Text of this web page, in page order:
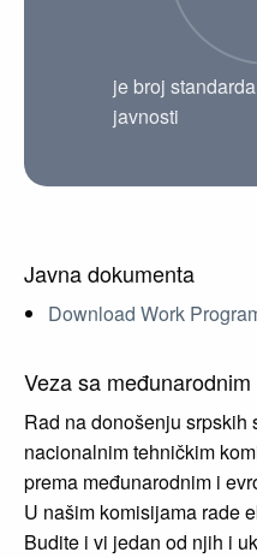
je broj
javnosti
Javna dokumenta
Download Work
Veza sa
Rad na donošenju srpskih
nacionalnim tehničkim
prema međunarodnim i
U našim komisijama rade
Budite i vi jedan od njih i